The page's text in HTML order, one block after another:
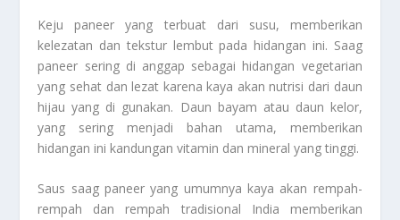
Keju paneer yang terbuat dari susu, memberikan
kelezatan dan tekstur lembut pada hidangan ini. Saag
paneer sering di anggap sebagai hidangan vegetarian
yang sehat dan lezat karena kaya akan nutrisi dari daun
hijau yang di gunakan. Daun bayam atau daun kelor,
yang sering menjadi bahan utama, memberikan
hidangan ini kandungan vitamin dan mineral yang tinggi.
Saus saag paneer yang umumnya kaya akan rempah-
rempah dan rempah tradisional India memberikan